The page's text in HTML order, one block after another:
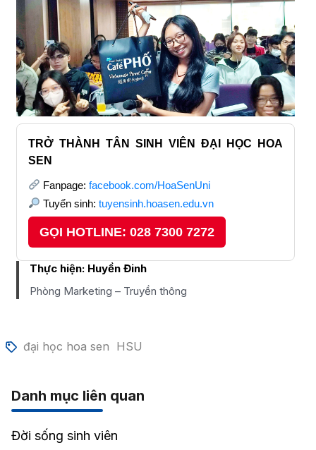
TRỞ THÀNH TÂN SINH VIÊN ĐẠI HỌC HOA
SEN
Fanpage: facebook.com/HoaSenUni
Tuyển sinh: tuyensinh.hoasen.edu.vn
GỌI HOTLINE: 028 7300 7272
Thực hiện: Huyền Đinh
Phòng Marketing – Truyền thông
đại học hoa sen HSU
Danh mục liên quan
Đời sống sinh viên